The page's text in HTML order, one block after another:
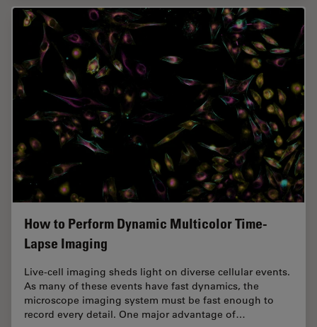
How to Perform Dynamic Multicolor Time-
Lapse Imaging
Live-cell imaging sheds light on diverse cellular events.
As many of these events have fast dynamics, the
microscope imaging system must be fast enough to
record every detail. One major advantage of…